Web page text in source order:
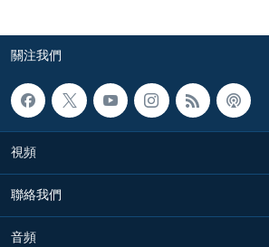
關注我們
視頻
聯絡我們
音頻